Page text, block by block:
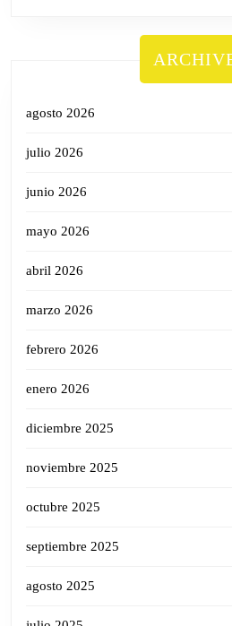
agosto 2026
julio 2026
junio 2026
mayo 2026
abril 2026
marzo 2026
febrero 2026
enero 2026
diciembre 2025
noviembre 2025
octubre 2025
septiembre 2025
agosto 2025